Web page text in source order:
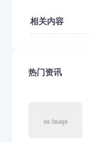
相关内容
热门资讯